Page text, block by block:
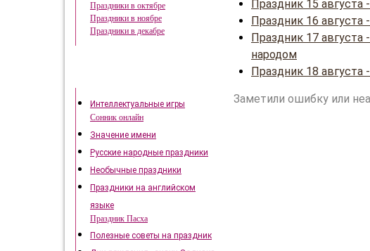
Праздник 15 августа
Праздник 16
Праздник 17
народом
Праздник 18 августа
Заметили ошибку или
Праздники в октябре
Праздники в ноябре
Праздники в декабре
Интеллектуальные игры
Сонник онлайн
Значение имени
Русские народные праздники
Необычные праздники
Праздники на английском
языке
Праздник Пасха
Полезные советы на праздник